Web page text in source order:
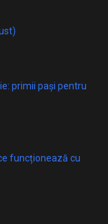
primii pași pentru
funcționează cu